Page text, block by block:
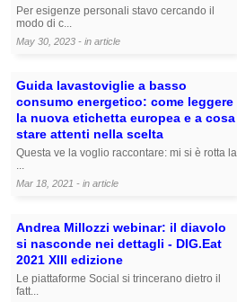
Per esigenze personali stavo cercando il
modo di c...
May 30, 2023 - in article
Guida lavastoviglie a basso
consumo energetico: come leggere
la nuova etichetta europea e a cosa
stare attenti nella scelta
Questa ve la voglio raccontare: mi si è rotta la
Mar 18, 2021 - in article
Andrea Millozzi webinar: il diavolo
si nasconde nei dettagli - DIG.Eat
2021 XIII edizione
Le piattaforme Social si trincerano dietro il
fatt...